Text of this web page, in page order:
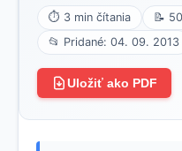
⏱ 3 min čítania 📝
📂 Pridané: 04. 09. 2013
Uložiť ako PDF